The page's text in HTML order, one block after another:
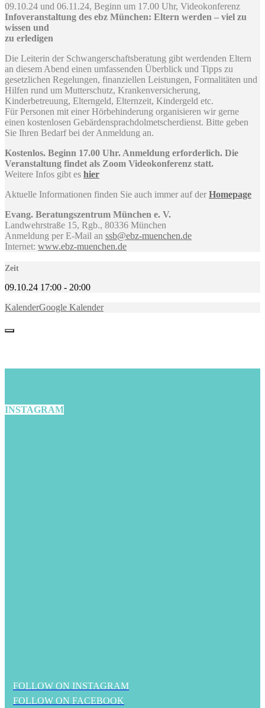
09.10.24 und 06.11.24, Beginn um 17.00 Uhr, Videokonferenz
Infoveranstaltung des ebz München: Eltern werden – viel zu
wissen und
zu erledigen
Die Leiterin der Schwangerschaftsberatung gibt werdenden Eltern
an diesem Abend einen umfassenden Überblick und Tipps zu
gesetzlichen Regelungen, finanziellen Leistungen, Formalitäten und
Hilfen rund um Mutterschutz, Krankenversicherung,
Kinderbetreuung, Elterngeld, Elternzeit, Kindergeld etc.
Für Personen mit einer Hörbehinderung organisieren wir gerne
einen kostenlosen Gebärdensprachdolmetscherdienst. Bitte geben
Sie Ihren Bedarf bei der Anmeldung an.
Kostenlos. Beginn 17.00 Uhr. Anmeldung erforderlich. Die
Veranstaltung findet als Zoom Videokonferenz statt.
Weitere Infos gibt es hier
Aktuelle Informationen finden Sie auch immer auf der Homepage
Evang. Beratungszentrum München e. V.
Landwehrstraße 15, Rgb., 80336 München
Anmeldung per E-Mail an ssb@ebz-muenchen.de
Internet: www.ebz-muenchen.de
Zeit
09.10.24 17:00 - 20:00
KalenderGoogle Kalender
INSTAGRAM
FOLLOW ON INSTAGRAM
FOLLOW ON FACEBOOK